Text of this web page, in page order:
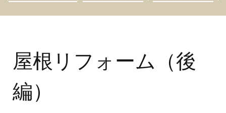
屋根リフォーム（後
編）